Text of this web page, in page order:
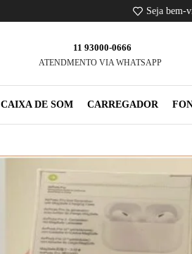
Seja bem-
11 93000-0666
ATENDMENTO VIA WHATSAPP
CAIXA DE SOM CARREGADOR